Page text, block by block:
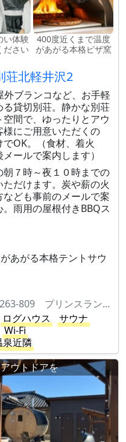
い体験
ださい
400度近くまで温度
があがる本格ピザ窯
荘北軽井沢2
ブランコなど、お手軽
貸切別荘。静かな別荘
間で、ゆったりとアウ
様にご用意いただくの
OK。（食材、着火
ールで案内します）
７時～夜１０時までの
だけます。炭や薪の火
ども事前のメールで案
雨用の屋根付きBBQス
あがる本格テントサウ
群馬県吾妻郡嬬恋村大字大前2263-809 プリンスランド花の街210-2
ログハウス
サウナ
Wi-Fi
泉近隣
ウトドアを